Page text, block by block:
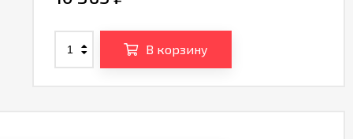
В корзину